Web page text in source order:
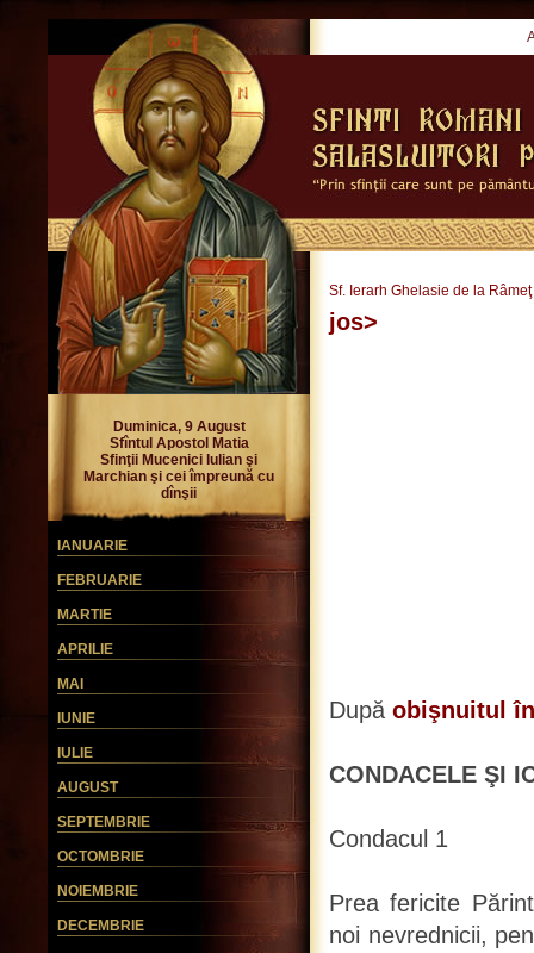
Duminica, 9 August
Sfîntul Apostol Matia
Sfinţii Mucenici Iulian şi
Marchian şi cei împreună cu
dînşii
IANUARIE
FEBRUARIE
MARTIE
APRILIE
MAI
IUNIE
IULIE
AUGUST
SEPTEMBRIE
OCTOMBRIE
NOIEMBRIE
DECEMBRIE
Sf. Ierarh Ghelasie de la Râmeţ
jos>
După obişnuitul
CONDACELE ŞI
Condacul 1
Prea fericite
noi nevrednicii,